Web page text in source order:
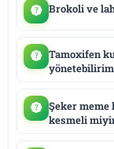
Brokoli ve
Tamoxifen
Şeker meme
kesmeli